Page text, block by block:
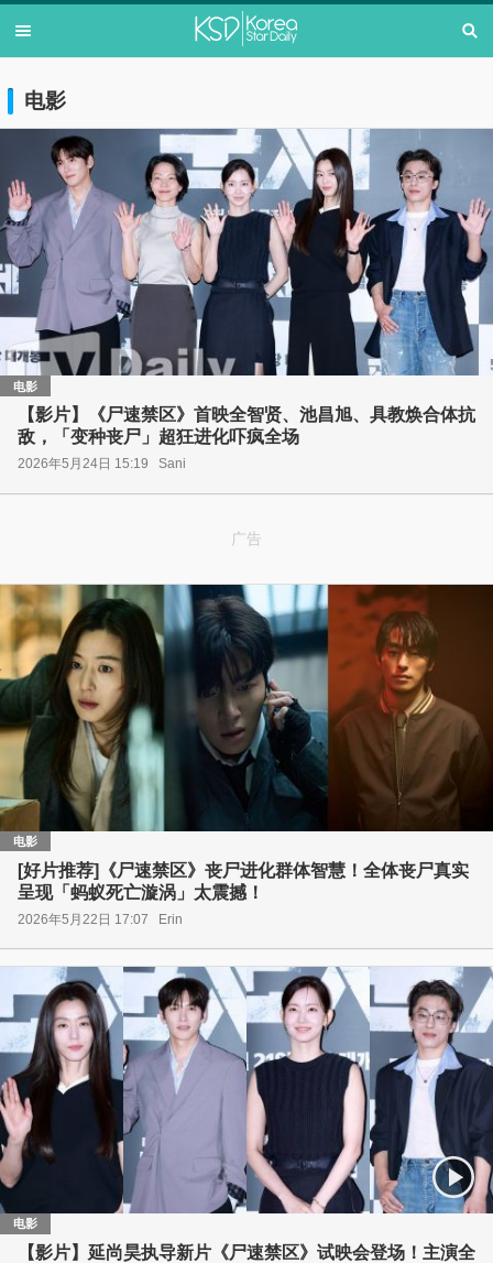
电影
电影
【影片】《尸速禁区》首映全智贤、池昌旭、具教焕合体抗
敌，「变种丧尸」超狂进化吓疯全场
2026年5月24日 15:19 Sani
广告
电影
[好片推荐]《尸速禁区》丧尸进化群体智慧！全体丧尸真实
呈现「蚂蚁死亡漩涡」太震撼！
2026年5月22日 17:07 Erin
电影
【影片】延尚昊执导新片《尸速禁区》试映会登场！主演全